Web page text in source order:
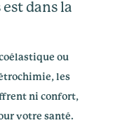
dans la
ou
les
ni confort,
votre santé.